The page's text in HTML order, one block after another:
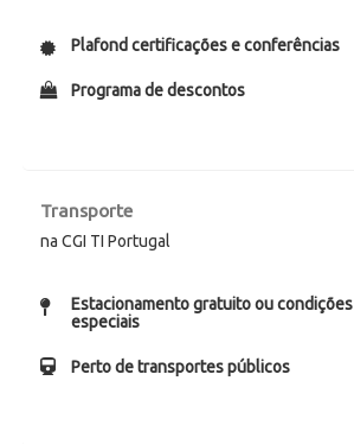
Plafond certificações e conferências
Programa de descontos
Transporte
na CGI TI Portugal
Estacionamento gratuito ou condições
especiais
Perto de transportes públicos